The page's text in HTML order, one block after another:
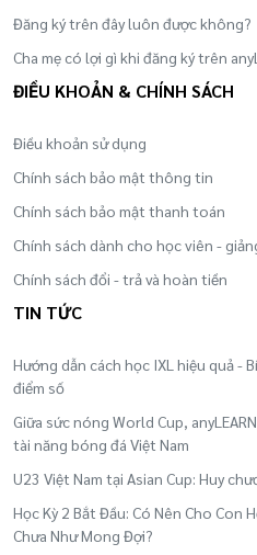
Giúp hàng triệu trẻ em
giáo dục tiên tiến nhất
Góp phần xây dựng
tới một Việt Nam hùng
vào năm 2045.
Đăng ký trên đây luôn được không?
Cha mẹ có lợi gì khi đăng ký trên
ĐIỀU KHOẢN & CHÍNH SÁCH
Điều khoản sử dụng
Chính sách bảo mật thông tin
Chính sách bảo mật thanh toán
Chính sách dành cho học viên -
Chính sách đổi - trả và hoàn tiền
TIN TỨC
Hướng dẫn cách học IXL hiệu quả -
điểm số
Giữa sức nóng World Cup,
tài năng bóng đá Việt Nam
U23 Việt Nam tại Asian Cup: Huy
Học Kỳ 2 Bắt Đầu: Có Nên Cho Con
Chưa Như Mong Đợi?